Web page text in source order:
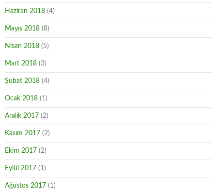
Haziran 2018 (4)
Mayıs 2018 (8)
Nisan 2018 (5)
Mart 2018 (3)
Şubat 2018 (4)
Ocak 2018 (1)
Aralık 2017 (2)
Kasım 2017 (2)
Ekim 2017 (2)
Eylül 2017 (1)
Ağustos 2017 (1)